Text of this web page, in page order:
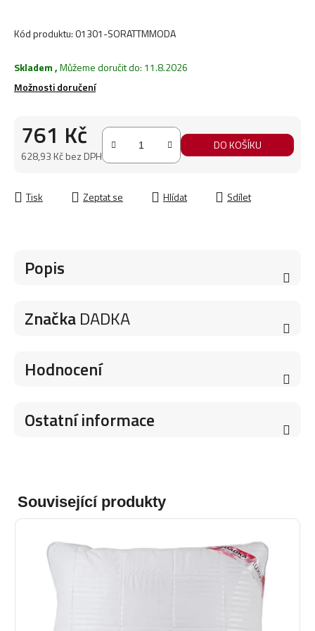
Kód produktu:01301-SORATTMMODA
Skladem,Můžeme doručit do: 11.8.2026
Možnosti doručení
761 Kč
628,93 Kč bez DPH
DO KOŠÍKU
Tisk Zeptat se Hlídat Sdílet
Popis
ZnačkaDADKA
Hodnocení
Ostatní informace
Související produkty